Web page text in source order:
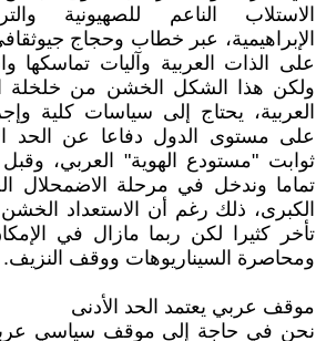
الاستلاب الناعم للصهيونية
الإبراهيمية، عبر خطاب وحجاج
على الذات العربية وآليات تماسكها
ولكن هذا الشكل الخشن من خلخلة
العربية، يحتاج إلى سياسات كلية
على مستوى الدول دفاعا عن الحد
ثوابت "مستودع الهوية" العربي،
تماما وندخل في مرحلة الاضمحلال
الكبرى، ذلك رغم أن الاستعداد
تأخر كثيرا لكن ربما مازال في
ومحاصرة السيناريوهات ووقف النزيف.
موقف عربي يعتمد الحد الأدنى
نحن في حاجة إلى موقف سياسي